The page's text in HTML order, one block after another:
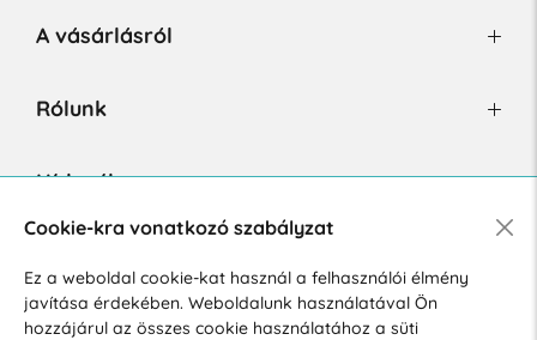
A vásárlásról
Rólunk
Hírlevél
Hozzájárulok a személyes adatok marketing célú kezeléséhez.
Személyes adatok védelmére vonatkozó szabályzat.
Cookie-kra vonatkozó szabályzat
Ez a weboldal cookie-kat használ a felhasználói élmény
javítása érdekében. Weboldalunk használatával Ön
hozzájárul az összes cookie használatához a süti